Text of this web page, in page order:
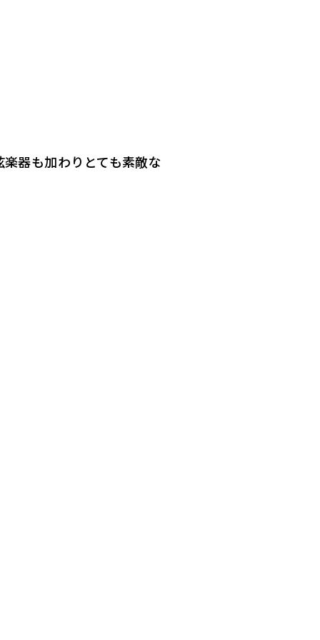
器も加わりとても素敵な